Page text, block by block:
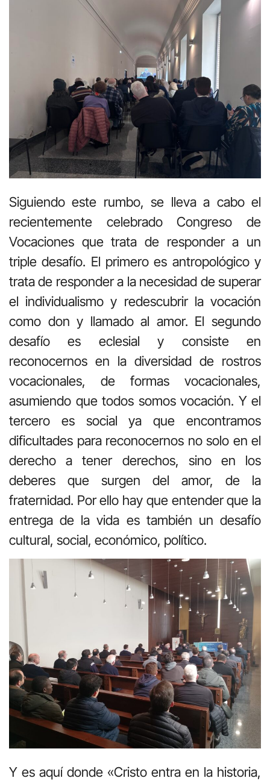
Siguiendo este rumbo, se lleva a cabo el
recientemente celebrado Congreso de
Vocaciones que trata de responder a un
triple desafío. El primero es antropológico y
trata de responder a la necesidad de superar
el individualismo y redescubrir la vocación
como don y llamado al amor. El segundo
desafío es eclesial y consiste en
reconocernos en la diversidad de rostros
vocacionales, de formas vocacionales,
asumiendo que todos somos vocación. Y el
tercero es social ya que encontramos
dificultades para reconocernos no solo en el
derecho a tener derechos, sino en los
deberes que surgen del amor, de la
fraternidad. Por ello hay que entender que la
entrega de la vida es también un desafío
cultural, social, económico, político.
Y es aquí donde «Cristo entra en la historia,